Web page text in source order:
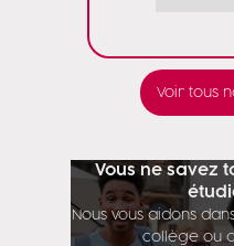
Voir tous
Vous ne savez
Nous vous aidons
collège ou